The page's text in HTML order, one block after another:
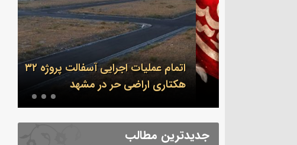
اتمام عملیات اجرایی آسفالت پروژه ۳۲
هکتاری اراضی حر در مشهد
جدیدترین مطالب